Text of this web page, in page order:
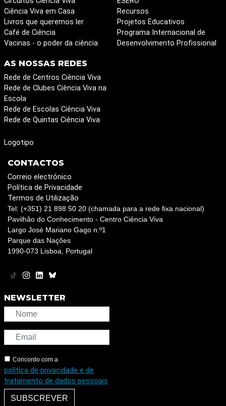
Ciência Viva em Casa
Livros que queremos ler
Café de Ciência
Vacinas - o poder da ciência
Recursos
Projetos Educativos
Programa Internacional de
Desenvolvimento Profissional
AS NOSSAS REDES
Rede de Centros Ciência Viva
Rede de Clubes Ciência Viva na
Escola
Rede de Escolas Ciência Viva
Rede de Quintas Ciência Viva
Logotipo
CONTACTOS
Correio electrónico
Política de Privacidade
Termos de Utilização
Tel: (+351) 21 898 50 20 (chamada para a rede fixa nacional)
Pavilhão do Conhecimento - Centro Ciência Viva
Largo José Mariano Gago n.º1
Parque das Nações
1990-073 Lisboa, Portugal
NEWSLETTER
Concordo com a
política de privacidade e de
tratamento de dados pessoais
SUBSCREVER